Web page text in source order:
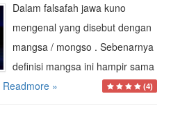
Dalam falsafah jawa kuno
mengenal yang disebut dengan
mangsa / mongso . Sebenarnya
definisi mangsa ini hampir sama
Readmore » (4)